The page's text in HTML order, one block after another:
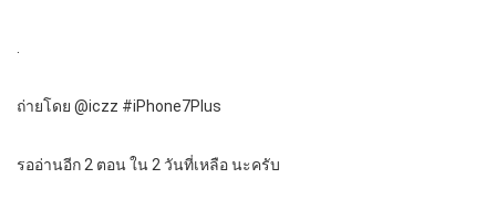
.
ถ่ายโดย @iczz #iPhone7Plus
รออ่านอีก 2 ตอน ใน 2 วันที่เหลือ นะครับ